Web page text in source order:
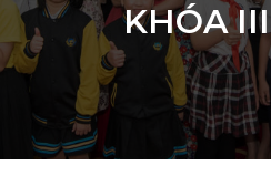
KHÓA III